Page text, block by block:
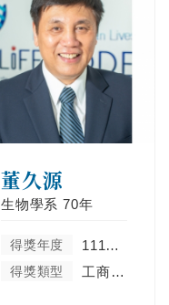
董久源
生物學系 70年
得獎年度 111學年度
得獎類型 工商菁英類